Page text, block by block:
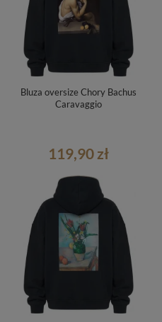
Bluza oversize Chory Bachus
Caravaggio
119,90 zł